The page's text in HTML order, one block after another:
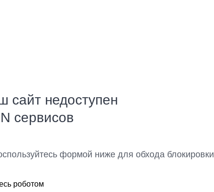
сайт недоступен
сервисов
формой ниже для обхода блокировки
роботом